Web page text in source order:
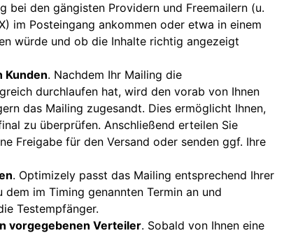
bei den gängisten Providern und Freemailern (u.
im Posteingang ankommen oder etwa in einem
würde und ob die Inhalte richtig angezeigt
Kunden. Nachdem Ihr Mailing die
durchlaufen hat, wird den vorab von Ihnen
das Mailing zugesandt. Dies ermöglicht Ihnen,
zu überprüfen. Anschließend erteilen Sie
Freigabe für den Versand oder senden ggf. Ihre
. Optimizely passt das Mailing entsprechend Ihrer
dem im Timing genannten Termin an und
Testempfänger.
vorgegebenen Verteiler. Sobald von Ihnen eine